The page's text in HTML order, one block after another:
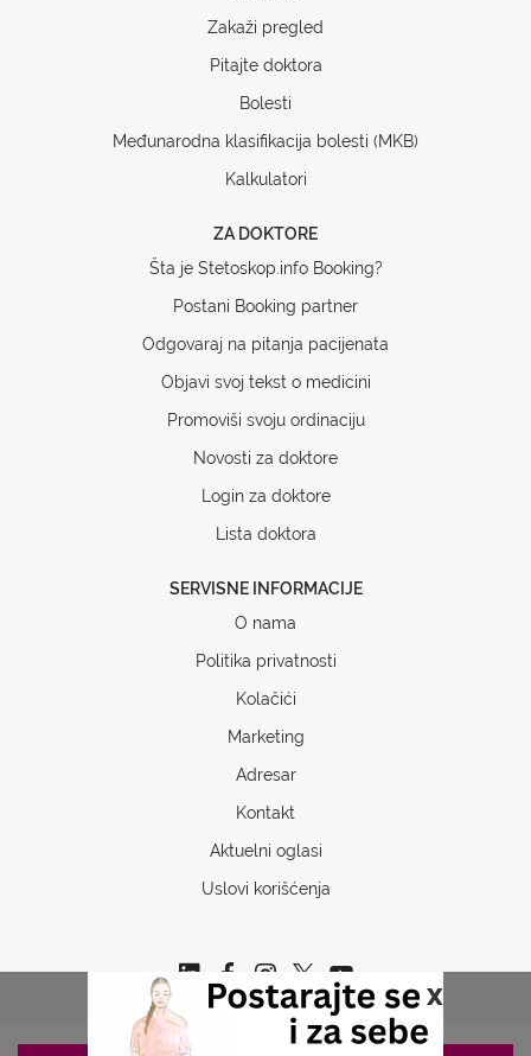
x
Zakaži pregled
Pitajte doktora
Bolesti
Međunarodna klasifikacija bolesti (MKB)
Kalkulatori
ZA DOKTORE
Šta je Stetoskop.info Booking?
Postani Booking partner
Odgovaraj na pitanja pacijenata
Objavi svoj tekst o medicini
Promoviši svoju ordinaciju
Novosti za doktore
Login za doktore
Lista doktora
SERVISNE INFORMACIJE
O nama
Politika privatnosti
Kolačići
Marketing
Adresar
Kontakt
Aktuelni oglasi
Uslovi korišćenja